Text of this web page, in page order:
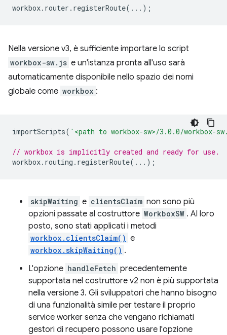
workbox. router . registerRoute(...);
Nella versione v3, è sufficiente importare lo script
workbox-sw.js e un'istanza pronta all'uso sarà
automaticamente disponibile nello spazio dei nomi
globale come workbox :
importScripts( '<path to workbox-sw>/3.0.0/workbox-
// workbox is implicitly created and ready for use.
workbox. routing . registerRoute(...);
skipWaiting e clientsClaim non sono più
opzioni passate al costruttore WorkboxSW . Al loro
posto, sono stati applicati i metodi
workbox.clientsClaim() e
workbox.skipWaiting() .
L'opzione handleFetch precedentemente
supportata nel costruttore v2 non è più supportata
nella versione 3. Gli sviluppatori che hanno bisogno
di una funzionalità simile per testare il proprio
service worker senza che vengano richiamati
gestori di recupero possono usare l'opzione